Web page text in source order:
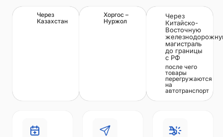
Через
Казахстан
Хоргос –
Нуржол
Через
Китайско-
Восточную
магистраль
до границы
с РФ
после чего
товары
перегружаются
на
автотранспорт